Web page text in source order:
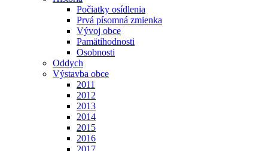
Počiatky osídlenia
Prvá písomná zmienka
Vývoj obce
Pamätihodnosti
Osobnosti
Oddych
Výstavba obce
2011
2012
2013
2014
2015
2016
2017